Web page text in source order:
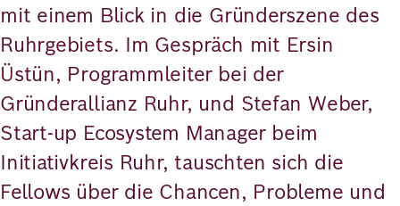
mit einem Blick in die Gründerszene des
Ruhrgebiets. Im Gespräch mit Ersin
Üstün, Programmleiter bei der
Gründerallianz Ruhr, und Stefan Weber,
Start-up Ecosystem Manager beim
Initiativkreis Ruhr, tauschten sich die
Fellows über die Chancen, Probleme und